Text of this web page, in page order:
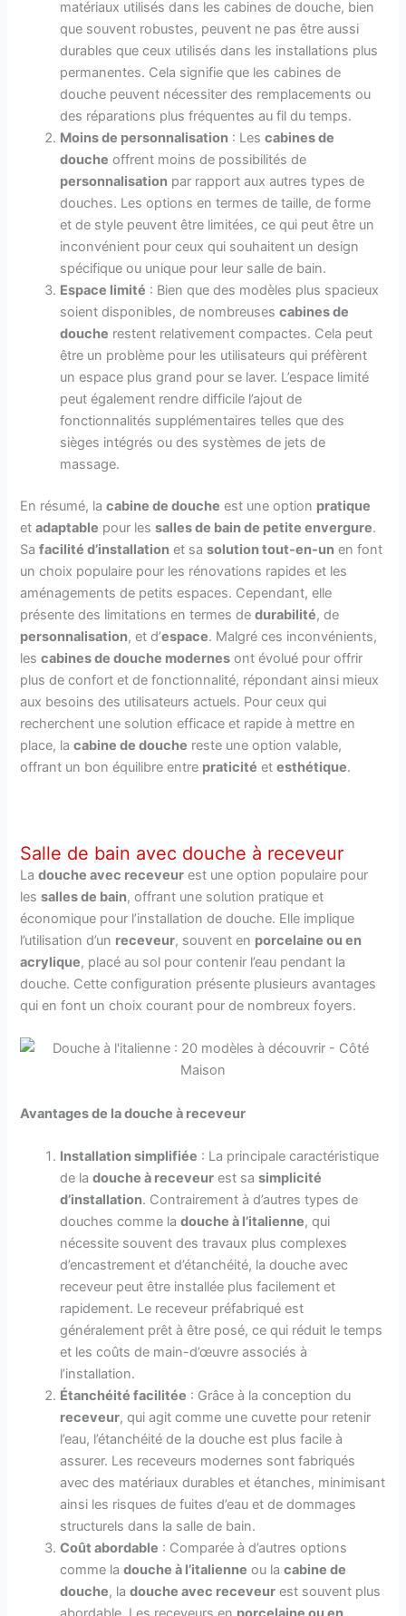
matériaux utilisés dans les cabines de douche, bien
que souvent robustes, peuvent ne pas être aussi
durables que ceux utilisés dans les installations plus
permanentes. Cela signifie que les cabines de
douche peuvent nécessiter des remplacements ou
des réparations plus fréquentes au fil du temps.
Moins de personnalisation : Lescabines de
douche offrent moins de possibilités de
personnalisation par rapport aux autres types de
douches. Les options en termes de taille, de forme
et de style peuvent être limitées, ce qui peut être un
inconvénient pour ceux qui souhaitent un design
spécifique ou unique pour leur salle de bain.
Espace limité : Bien que des modèles plus spacieux
soient disponibles, de nombreusescabines de
douche restent relativement compactes. Cela peut
être un problème pour les utilisateurs qui préfèrent
un espace plus grand pour se laver. L’espace limité
peut également rendre difficile l’ajout de
fonctionnalités supplémentaires telles que des
sièges intégrés ou des systèmes de jets de
massage.
En résumé, lacabine de douche est une option pratique
etadaptable pour lessalles de bain de petite envergure.
Safacilité d’installation et sasolution tout-en-un en font
un choix populaire pour les rénovations rapides et les
aménagements de petits espaces. Cependant, elle
présente des limitations en termes dedurabilité, de
personnalisation, et d’espace. Malgré ces inconvénients,
lescabines de douche modernes ont évolué pour offrir
plus de confort et de fonctionnalité, répondant ainsi mieux
aux besoins des utilisateurs actuels. Pour ceux qui
recherchent une solution efficace et rapide à mettre en
place, lacabine de douche reste une option valable,
offrant un bon équilibre entre praticité etesthétique.
Salle de bain avec douche à receveur
Ladouche avec receveur est une option populaire pour
lessalles de bain, offrant une solution pratique et
économique pour l’installation de douche. Elle implique
l’utilisation d’un receveur, souvent en porcelaine ou en
acrylique, placé au sol pour contenir l’eau pendant la
douche. Cette configuration présente plusieurs avantages
qui en font un choix courant pour de nombreux foyers.
Avantages de la douche à receveur
Installation simplifiée : La principale caractéristique
de ladouche à receveur est sasimplicité
d’installation. Contrairement à d’autres types de
douches comme ladouche à l’italienne, qui
nécessite souvent des travaux plus complexes
d’encastrement et d’étanchéité, la douche avec
receveur peut être installée plus facilement et
rapidement. Le receveur préfabriqué est
généralement prêt à être posé, ce qui réduit le temps
et les coûts de main-d’œuvre associés à
l’installation.
Étanchéité facilitée : Grâce à la conception du
receveur, qui agit comme une cuvette pour retenir
l’eau, l’étanchéité de la douche est plus facile à
assurer. Les receveurs modernes sont fabriqués
avec des matériaux durables et étanches, minimisant
ainsi les risques de fuites d’eau et de dommages
structurels dans la salle de bain.
Coût abordable : Comparée à d’autres options
comme ladouche à l’italienne ou lacabine de
douche, ladouche avec receveur est souvent plus